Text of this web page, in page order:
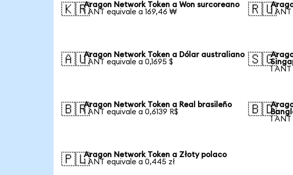
🇰🇷Aragon Network Token a Won surcoreano
1 ANT equivale a 169,46 ₩
🇷🇺
1
🇦🇺Aragon Network Token a Dólar australiano
1 ANT equivale a 0,1695 $
🇸🇬
1
🇧🇷Aragon Network Token a Real brasileño
1 ANT equivale a 0,6139 R$
🇧🇩
1
🇵🇱Aragon Network Token a Złoty polaco
1 ANT equivale a 0,445 zł